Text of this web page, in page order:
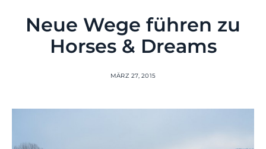
Neue Wege führen zu
Horses & Dreams
MÄRZ 27, 2015